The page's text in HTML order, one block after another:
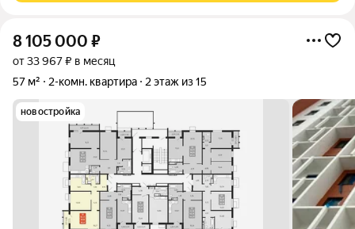
8 105 000 ₽
от 33 967 ₽ в месяц
57 м²
2-комн. квартира 2 этаж из 15
новостройка